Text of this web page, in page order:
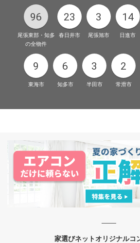
96
尾張東部・知多
の全物件
23
春日井市
3
尾張旭市
14
日進市
9
東海市
6
知多市
3
半田市
2
常滑市
家選びネットオリジナルコ